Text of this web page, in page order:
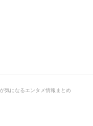
気になるエンタメ情報まとめ